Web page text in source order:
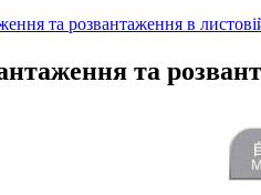
та розвантаження в
та